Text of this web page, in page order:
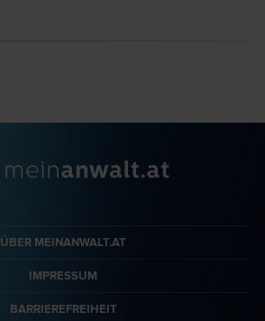
ÜBER MEINANWALT.AT
IMPRESSUM
BARRIEREFREIHEIT